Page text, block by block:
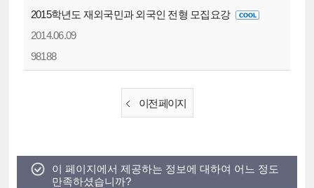
2015학년도 재외국민과 외국인 전형 모집요강
2014.06.09
98188
이전 페이지
이 페이지에서 제공하는 정보에 대하여 어느 정도
만족하셨습니까?